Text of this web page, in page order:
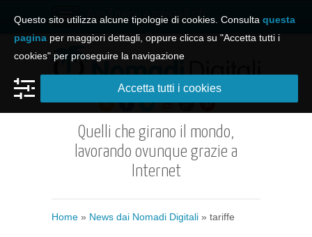
Apri il menu e naviga il sito
Quelli che girano il mondo,
lavorando ovunque grazie a
Internet
Home » News dai Nomadi Digitali » tariffe
Questo sito utilizza alcune tipologie di cookies. Consulta questa
pagina per maggiori dettagli, oppure clicca su "Accetta tutti i
cookies" per proseguire la navigazione
Accetta tutti i cookies